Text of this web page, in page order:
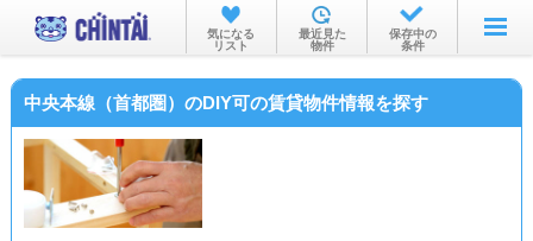
お部屋を探す
沿線・駅から
気になる
リスト
最近見た
物件
保存中の
条件
中央本線（首都圏）のDIY可の賃貸物件情報を探す